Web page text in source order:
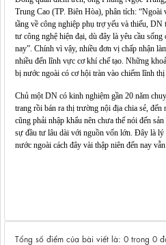
Trung Cao (TP. Biên Hòa), phân tích: “Ngoài
tầng về công nghiệp phụ trợ yếu và thiếu,
tư công nghệ hiện đại, dù đây là yêu cầu
nay”. Chính vì vậy, nhiều đơn vị chấp nhận
nhiều đến lĩnh vực cơ khí chế tạo. Những
bị nước ngoài có cơ hội tràn vào chiếm lĩnh
Chủ một DN có kinh nghiệm gần 20 năm
trang rồi bán ra thị trường nội địa chia sẻ, đến
cũng phải nhập khẩu nên chưa thể nói đến
sự đầu tư lâu dài với nguồn vốn lớn. Đây là lý
nước ngoài cách đây vài thập niên đến nay
Tổng số điểm của bài viết là: 0 trong 0